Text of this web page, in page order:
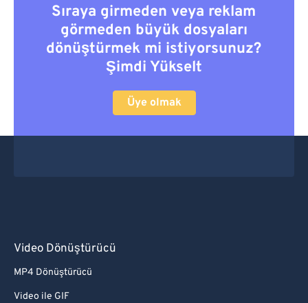
Sıraya girmeden veya reklam
görmeden büyük dosyaları
dönüştürmek mi istiyorsunuz?
Şimdi Yükselt
Üye olmak
Video Dönüştürücü
MP4 Dönüştürücü
Video ile GIF